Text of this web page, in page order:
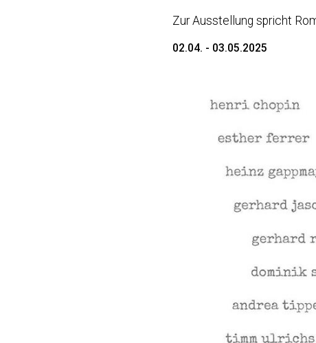
Zur Ausstellung spricht
02.04. - 03.05.2025